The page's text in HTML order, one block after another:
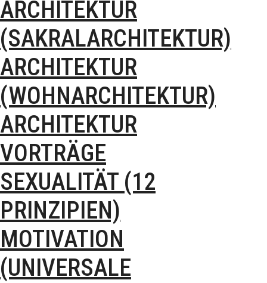
ARCHITEKTUR
(SAKRALARCHITEKTUR)
ARCHITEKTUR
(WOHNARCHITEKTUR)
ARCHITEKTUR
VORTRÄGE
SEXUALITÄT (12
PRINZIPIEN)
MOTIVATION
(UNIVERSALE